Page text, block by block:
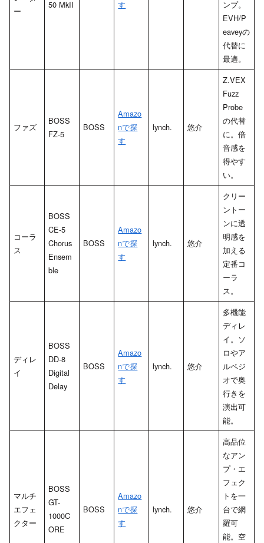
ー
50 MkII
す
ンプ。
EVH/P
eaveyの
代替に
最適。
ファズ
BOSS
FZ-5
BOSS
Amazo
nで探
す
lynch. 悠介
Z.VEX
Fuzz
Probe
の代替
に。倍
音感を
得やす
い。
コーラ
ス
BOSS
CE-5
Chorus
Ensem
ble
BOSS
Amazo
nで探
す
lynch. 悠介
クリー
ントー
ンに透
明感を
加える
定番コ
ーラ
ス。
ディレ
イ
BOSS
DD-8
Digital
Delay
BOSS
Amazo
nで探
す
lynch. 悠介
多機能
ディレ
イ。ソ
ロやア
ルペジ
オで奥
行きを
演出可
能。
マルチ
エフェ
クター
BOSS
GT-
1000C
ORE
BOSS
Amazo
nで探
す
lynch. 悠介
高品位
なアン
プ・エ
フェク
トを一
台で網
羅可
能。空